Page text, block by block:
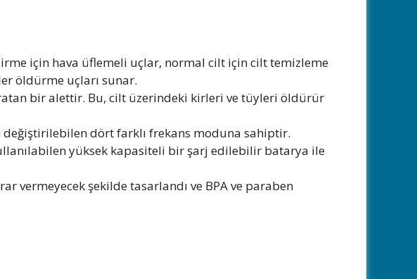
için hava üflemeli uçlar, normal cilt için cilt temizleme
öldürme uçları sunar.
bir alettir. Bu, cilt üzerindeki kirleri ve tüyleri öldürür
değiştirilebilen dört farklı frekans moduna sahiptir.
yüksek kapasiteli bir şarj edilebilir batarya ile
vermeyecek şekilde tasarlandı ve BPA ve paraben